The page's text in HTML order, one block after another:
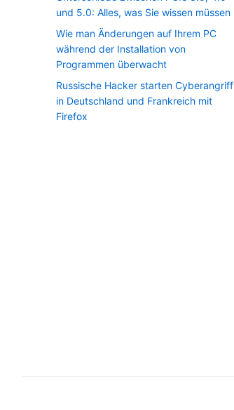
und 5.0: Alles, was Sie wissen müssen
Wie man Änderungen auf Ihrem PC
während der Installation von
Programmen überwacht
Russische Hacker starten Cyberangriff
in Deutschland und Frankreich mit
Firefox